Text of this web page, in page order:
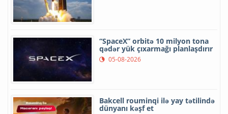
“SpaceX” orbitə 10 milyon tona
qədər yük çıxarmağı planlaşdırır
05-08-2026
Bakcell rouminqi ilə yay tətilində
dünyanı kəşf et